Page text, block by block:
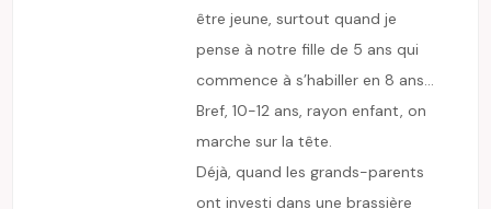
être jeune, surtout quand je
pense à notre fille de 5 ans qui
commence à s’habiller en 8 ans…
Bref, 10-12 ans, rayon enfant, on
marche sur la tête.
Déjà, quand les grands-parents
ont investi dans une brassière